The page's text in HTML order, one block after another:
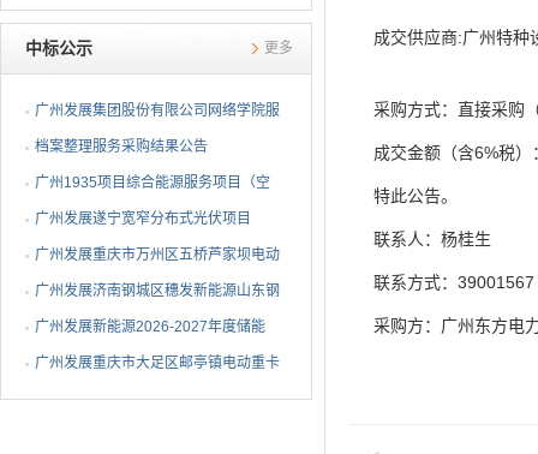
成交供应商:广州特
采购方式：直接采购
成交金额（含6%税
特此公告。
联系人：杨桂生
联系方式
采购方：广州东方电
埋地燃气闸阀采购项目...
中标公示 更多
广州发展集团股份有限公司网络学院服
务采购结果公告
档案整理服务采购结果公告
广州1935项目综合能源服务项目（空
调系统部分）EPC总承包...
广州发展遂宁宽窄分布式光伏项目
EPC总承包中标公告
广州发展重庆市万州区五桥芦家坝电动
重卡充电站一期项目E...
广州发展济南钢城区穗发新能源山东钢
铁股份有限公司分布式...
广州发展新能源2026-2027年度储能
EMS设备ODM代工采购中标公告
广州发展重庆市大足区邮亭镇电动重卡
充电站项目EPC总承包...